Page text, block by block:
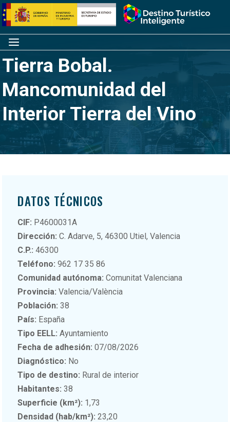
Saltar
al
contenido
Inicio
Menú
Tierra Bobal.
Mancomunidad del
Interior Tierra del Vino
DATOS TÉCNICOS
CIF: P4600031A
Dirección: C. Adarve, 5, 46300 Utiel, Valencia
C.P.: 46300
Teléfono: 962 17 35 86
Comunidad autónoma: Comunitat Valenciana
Provincia: Valencia/València
Población: 38
País: España
Tipo EELL: Ayuntamiento
Fecha de adhesión: 07/08/2026
Diagnóstico: No
Tipo de destino: Rural de interior
Habitantes: 38
Superficie (km²): 1,73
Densidad (hab/km²): 23,20